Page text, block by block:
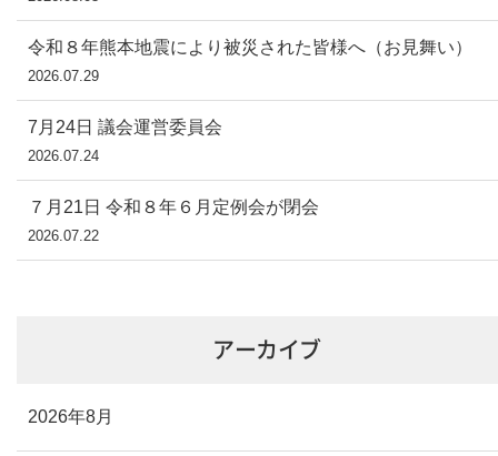
令和８年熊本地震により被災された皆様へ（お見舞い）
2026.07.29
7月24日 議会運営委員会
2026.07.24
７月21日 令和８年６月定例会が閉会
2026.07.22
アーカイブ
2026年8月